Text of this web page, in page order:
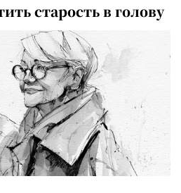
старость в голову